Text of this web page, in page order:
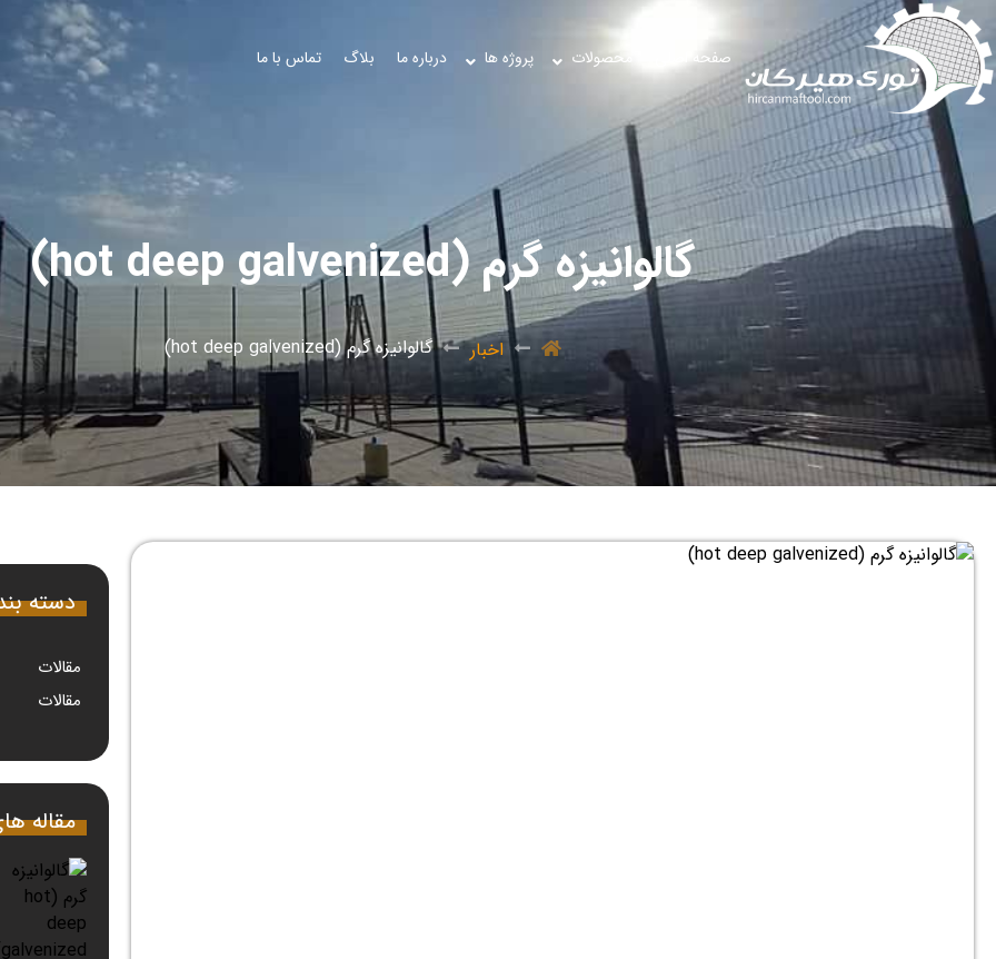
صفحه اصلی محصولات پروژه ها درباره ما بلاگ تماس با ما
گالوانیزه گرم (hot deep galvenized)
اخبار گالوانیزه گرم (hot deep galvenized)
دسته
مقالات
مقالات
مقاله